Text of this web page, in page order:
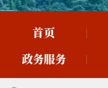
首页
政务服务